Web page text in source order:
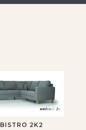
BISTRO 2K2